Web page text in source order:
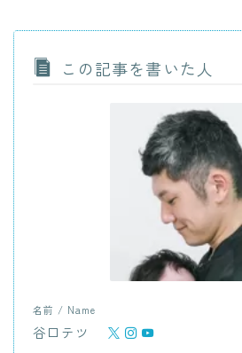
この記事を書いた人
名前 / Name
谷口テツ